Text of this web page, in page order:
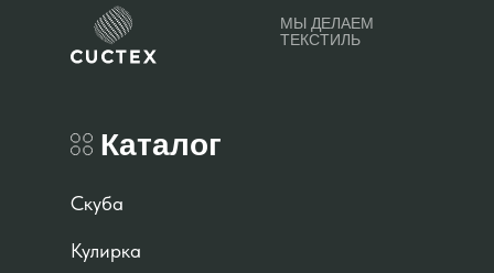
Каталог
Скуба
Кулирка
МЫ ДЕЛАЕМ
ТЕКСТИЛЬ